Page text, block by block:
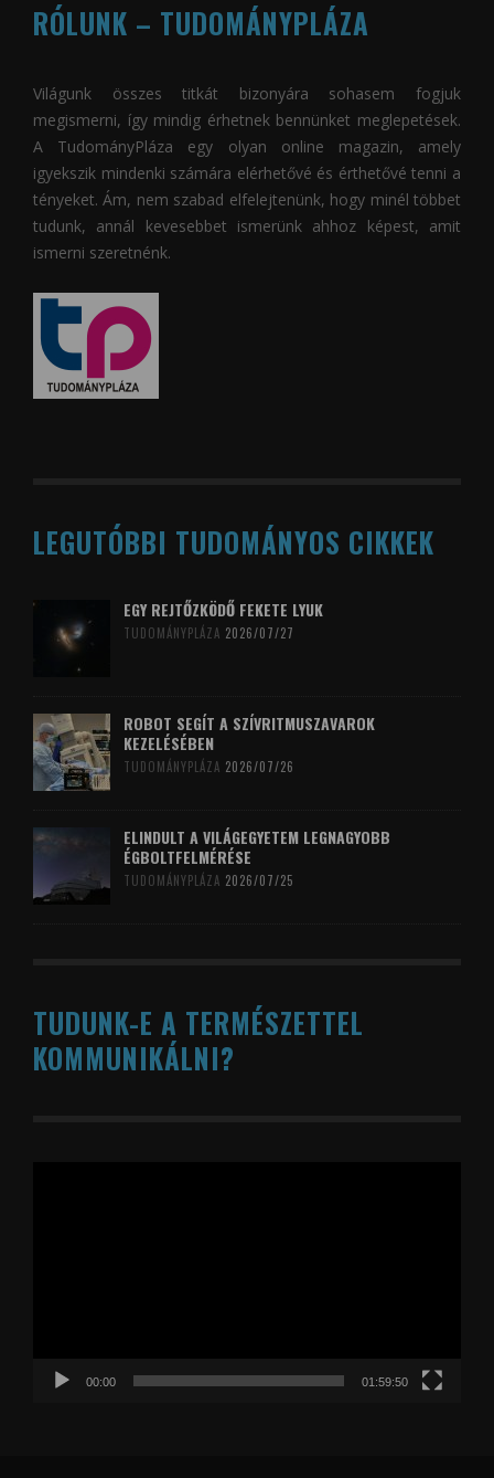
RÓLUNK – TUDOMÁNYPLÁZA
Világunk összes titkát bizonyára sohasem fogjuk
megismerni, így mindig érhetnek bennünket meglepetések.
A TudományPláza egy olyan online magazin, amely
igyekszik mindenki számára elérhetővé és érthetővé tenni a
tényeket. Ám, nem szabad elfelejtenünk, hogy minél többet
tudunk, annál kevesebbet ismerünk ahhoz képest, amit
ismerni szeretnénk.
LEGUTÓBBI TUDOMÁNYOS CIKKEK
EGY REJTŐZKÖDŐ FEKETE LYUK
TUDOMÁNYPLÁZA 2026/07/27
ROBOT SEGÍT A SZÍVRITMUSZAVAROK
KEZELÉSÉBEN
TUDOMÁNYPLÁZA 2026/07/26
ELINDULT A VILÁGEGYETEM LEGNAGYOBB
ÉGBOLTFELMÉRÉSE
TUDOMÁNYPLÁZA 2026/07/25
TUDUNK-E A TERMÉSZETTEL
KOMMUNIKÁLNI?
00:00 01:59:50